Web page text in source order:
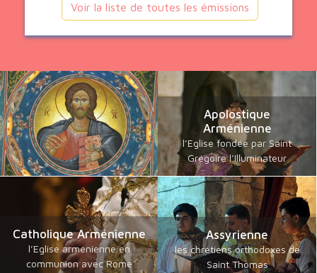
Voir la liste de toutes les émissions
Apolostique
Arménienne
l’Eglise fondée par Saint
Grégoire l’Illuminateur
Catholique Arménienne
l’Eglise arménienne en
communion avec Rome
Assyrienne
les chrétiens orthodoxes de
Saint Thomas